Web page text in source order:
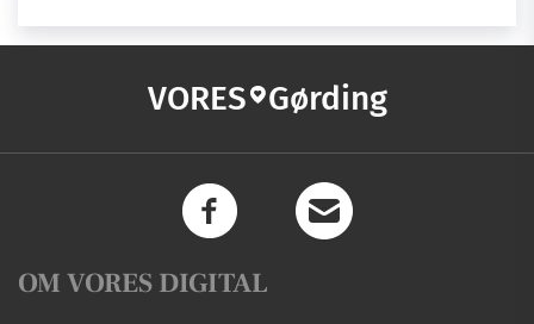
VORES Gørding
OM VORES DIGITAL